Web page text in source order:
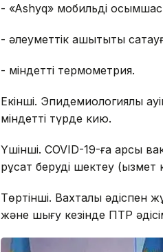
- «Ashyq» мобильді
- әлеуметтік қашықтықты
- міндетті термометрия.
Екінші. Эпидемиологиялық
міндетті түрде кию.
Үшінші. COVID-19-ға қарсы
рұқсат беруді шектеу
Төртінші. Вахталық әдіспен
және шығу кезінде ПТР